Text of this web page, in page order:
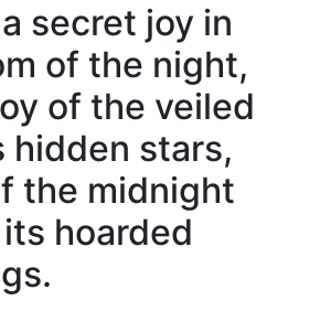
secret joy in
of the night,
of the veiled
hidden stars,
the midnight
hoarded